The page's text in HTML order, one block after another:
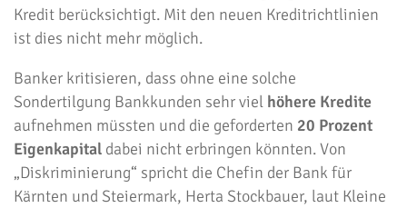
Kredit berücksichtigt. Mit den neuen Kreditrichtlinien
ist dies nicht mehr möglich.
Banker kritisieren, dass ohne eine solche
Sondertilgung Bankkunden sehr viel höhere Kredite
aufnehmen müssten und die geforderten 20 Prozent
Eigenkapital dabei nicht erbringen könnten. Von
„Diskriminierung“ spricht die Chefin der Bank für
Kärnten und Steiermark, Herta Stockbauer, laut Kleine